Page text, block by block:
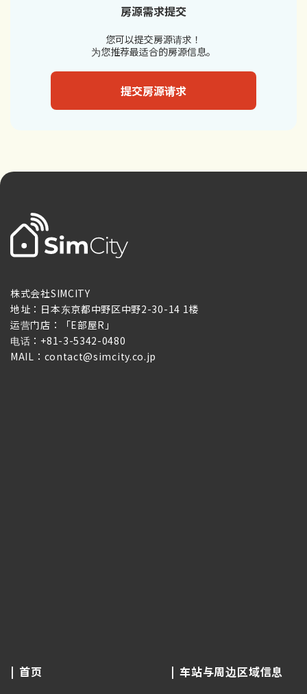
房源需求提交
您可以提交房源请求！
为您推荐最适合的房源信息。
提交房源请求
株式会社SIMCITY
地址：日本东京都中野区中野2-30-14 1楼
运营门店：「E部屋R」
电话：+81-3-5342-0480
MAIL：contact@simcity.co.jp
首页
车站与周边区域信息